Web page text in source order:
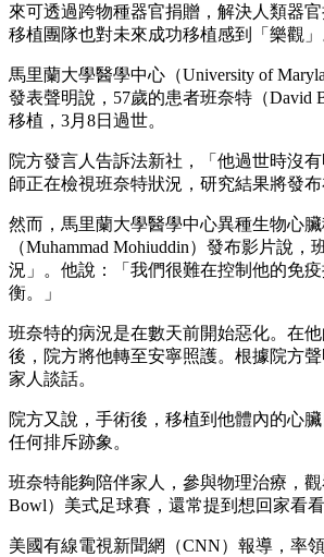
來可透過跨物種器官捐贈，解決人類器官
移植團隊也對未來成功移植感到「樂觀」
馬里蘭大學醫學中心（University of
發表聲明說，57歲的患者班奈特（David
移植，3月8日過世。
院方發言人告訴法新社，「他過世時沒
師正在檢視班奈特狀況，研究結果將發布
然而，馬里蘭大學醫學中心異種生物心
（Muhammad Mohiuddin）發布影片說，
況」。他說：「我們很難在控制他的免
衡。」
班奈特的病況是在數天前開始惡化。在
後，院方將他轉至安寧照護。根據院方
家人談話。
院方又說，手術後，移植到他體內的心
任何排斥跡象。
班奈特能夠陪伴家人，參與物理治療，觀
Bowl）美式足球賽，還常提到想回家看看
美國有線電視新聞網（CNN）報導，率